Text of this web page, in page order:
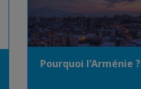
Pourquoi l'Arménie ?